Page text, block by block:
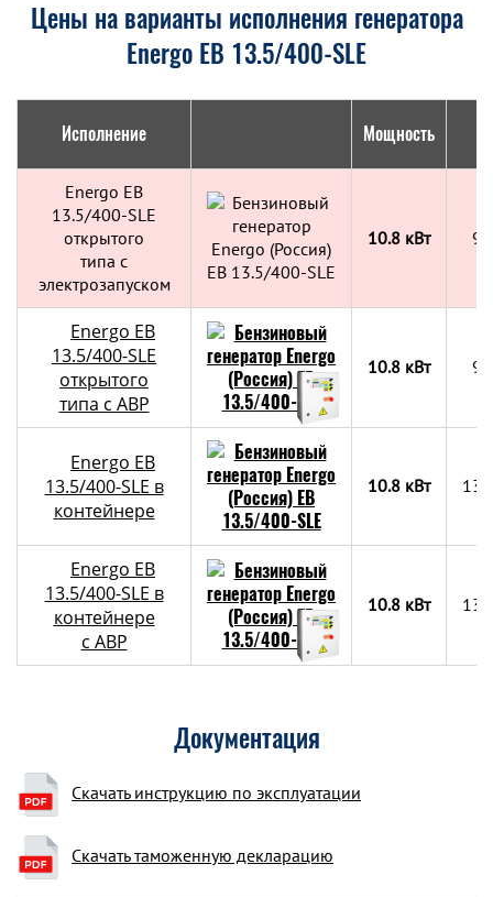
Цены на варианты исполнения генератора
Energo EB 13.5/400-SLE
Исполнение Мощность
Energo EB
13.5/400-SLE
открытого
типа с
электрозапуском
10.8 кВт
Energo EB
13.5/400-SLE
открытого
типа с АВР
10.8 кВт
Energo EB
13.5/400-SLE в
контейнере
10.8 кВт
Energo EB
13.5/400-SLE в
контейнере
c АВР
10.8 кВт
Документация
Скачать инструкцию по эксплуатации
Скачать таможенную декларацию